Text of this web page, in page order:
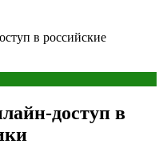
в российские
доступ в